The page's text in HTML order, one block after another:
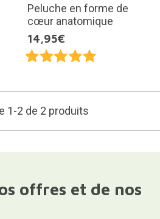
Peluche en forme de
cœur anatomique
14,95€
1-2 de 2 produits
offres et de nos